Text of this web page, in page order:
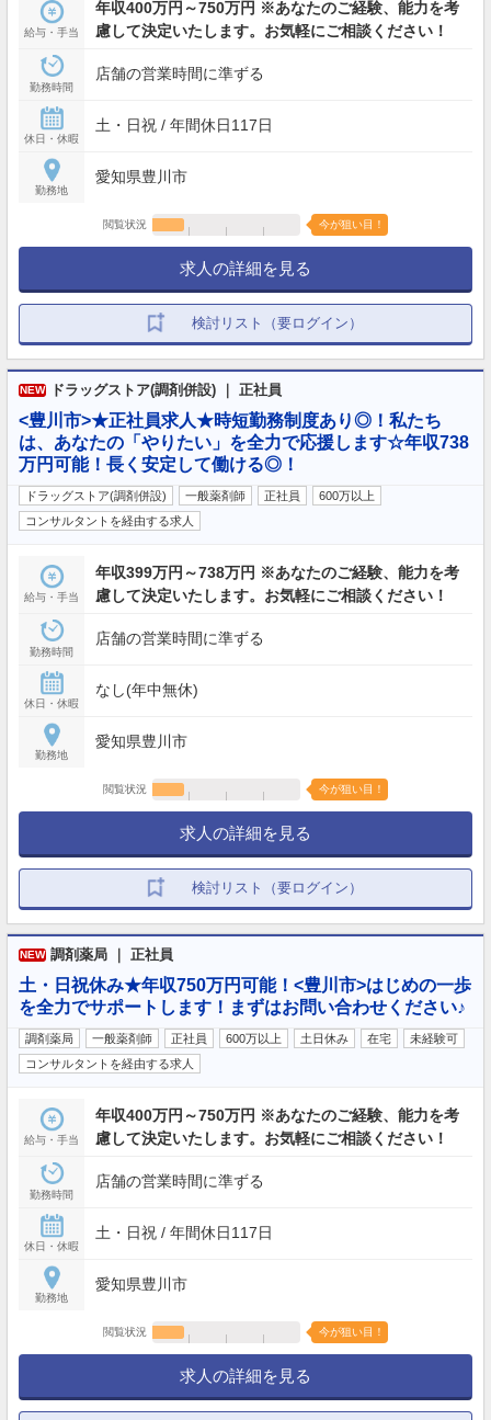
給与・手当
年収400万円～750万円 ※あなたのご経験、能力を考
慮して決定いたします。お気軽にご相談ください！
勤務時間
店舗の営業時間に準ずる
休日・休暇
土・日祝 / 年間休日117日
勤務地
愛知県豊川市
閲覧状況 今が狙い目！
求人の詳細を見る
検討リスト（要ログイン）
NEW ドラッグストア(調剤併設) ｜ 正社員
<豊川市>★正社員求人★時短勤務制度あり◎！私たち
は、あなたの「やりたい」を全力で応援します☆年収738
万円可能！長く安定して働ける◎！
ドラッグストア(調剤併設) 一般薬剤師 正社員
600万以上
コンサルタントを経由する求人
給与・手当
年収399万円～738万円 ※あなたのご経験、能力を考
慮して決定いたします。お気軽にご相談ください！
勤務時間
店舗の営業時間に準ずる
休日・休暇
なし(年中無休)
勤務地
愛知県豊川市
閲覧状況 今が狙い目！
求人の詳細を見る
検討リスト（要ログイン）
NEW 調剤薬局 ｜ 正社員
土・日祝休み★年収750万円可能！<豊川市>はじめの一歩
を全力でサポートします！まずはお問い合わせください♪
調剤薬局 一般薬剤師 正社員 600万以上 土日休み 在宅
未経験可
コンサルタントを経由する求人
給与・手当
年収400万円～750万円 ※あなたのご経験、能力を考
慮して決定いたします。お気軽にご相談ください！
勤務時間
店舗の営業時間に準ずる
休日・休暇
土・日祝 / 年間休日117日
勤務地
愛知県豊川市
閲覧状況 今が狙い目！
求人の詳細を見る